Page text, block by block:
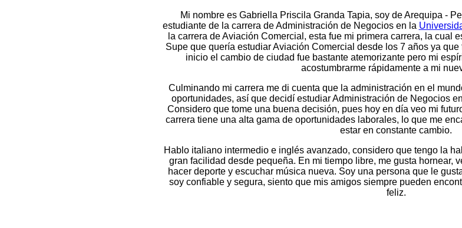
Mi nombre es Gabriella Priscila Granda Tapia, soy de Arequipa -
estudiante de la carrera de Administración de Negocios en la
la carrera de Aviación Comercial, esta fue mi primera carrera, la cual
Supe que quería estudiar Aviación Comercial desde los 7 años ya
inicio el cambio de ciudad fue bastante atemorizante pero mi
acostumbrarme rápidamente a mi
Culminando mi carrera me di cuenta que la administración en el
oportunidades, así que decidí estudiar Administración de Negocios
Considero que tome una buena decisión, pues hoy en día veo mi
carrera tiene una alta gama de oportunidades laborales, lo que me
estar en constante cambio.
Hablo italiano intermedio e inglés avanzado, considero que tengo la
gran facilidad desde pequeña. En mi tiempo libre, me gusta hornear,
hacer deporte y escuchar música nueva. Soy una persona que le
soy confiable y segura, siento que mis amigos siempre pueden
feliz.